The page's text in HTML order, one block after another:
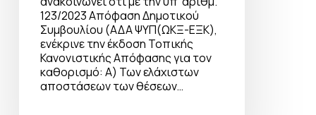
123/2023 Απόφαση Δημοτικού
Συμβουλίου (ΑΔΑ ΨΥΠ(ΩΚΞ-ΕΞΚ),
ενέκρινε την έκδοση Τοπικής
Κανονιστικής Απόφασης για τον
καθορισμό: Α) Των ελάχιστων
αποστάσεων των θέσεων…